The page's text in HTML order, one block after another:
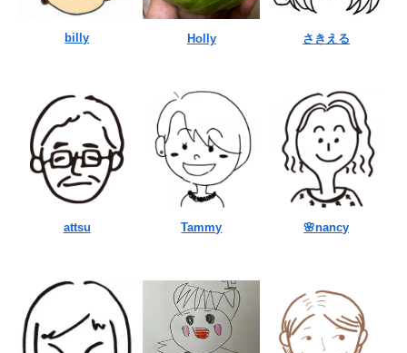
billy Holly さきえる
attsu Tammy 🌸nancy